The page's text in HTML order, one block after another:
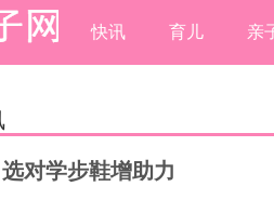
快讯 育儿 亲
对学步鞋增助力